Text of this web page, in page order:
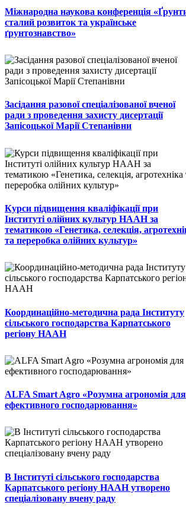
Міжнародна наукова конференція
сталий розвиток та українське
ґрунтознавство»
Засідання разової спеціалізованої вченої
ради з проведення захисту дисертації
Запісоцької Марії Степанівни
Курси підвищення кваліфікації при
Інституті олійних культур НААН за
тематикою «Генетика, селекція,
та переробка олійних культур»
Координаційно-методична рада Інституту
сільського господарства Карпатського
регіону НААН
ALFA Smart Agro «Розумна агрономія для
ефективного господарювання»
В Інституті сільського господарства
Карпатського регіону НААН утворено
спеціалізовану вчену раду